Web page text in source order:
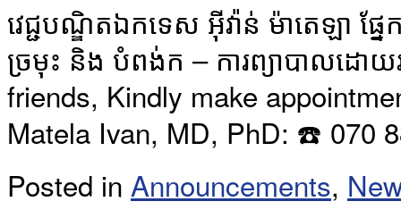
វេជ្ជបណ្ឌិតឯកទេស អុីវ៉ាន់ ម៉ាតេឡា ផ្
ច្រមុះ និង បំពង់ក – ការព្យាបាលដោ
friends, Kindly make
Matela Ivan, MD, PhD: ☎️ 070
Posted in Announcements,